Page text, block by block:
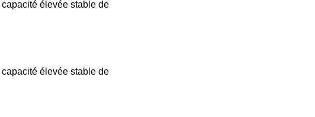
élevée stable de
élevée stable de